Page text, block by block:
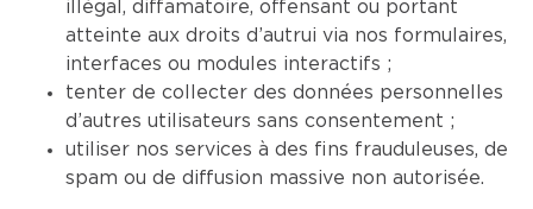
illégal, diffamatoire, offensant ou portant
atteinte aux droits d’autrui via nos formulaires,
interfaces ou modules interactifs ;
tenter de collecter des données personnelles
d’autres utilisateurs sans consentement ;
utiliser nos services à des fins frauduleuses, de
spam ou de diffusion massive non autorisée.